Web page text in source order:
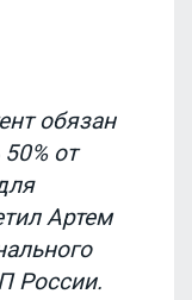
обязан
от
Артем
России.